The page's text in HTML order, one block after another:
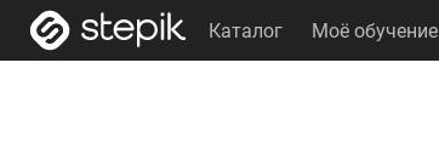
Каталог Моё обучение